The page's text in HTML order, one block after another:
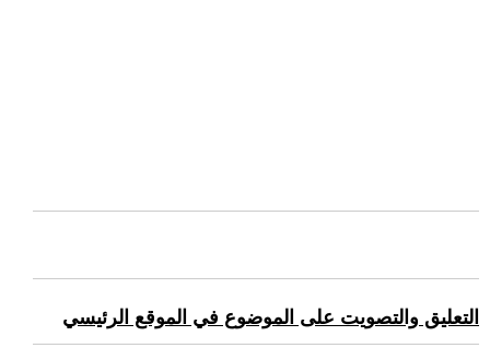
التعليق والتصويت على الموضوع في الموقع الرئيسي